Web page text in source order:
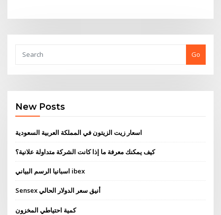
Go
New Posts
اسعار زيت الزيتون في المملكة العربية السعودية
كيف يمكنك معرفة ما إذا كانت الشركة متداولة علانية؟
اسبانيا الرسم البياني ibex
Sensex أنيق سعر الدولار الحالي
كمية احتياطي المخزون